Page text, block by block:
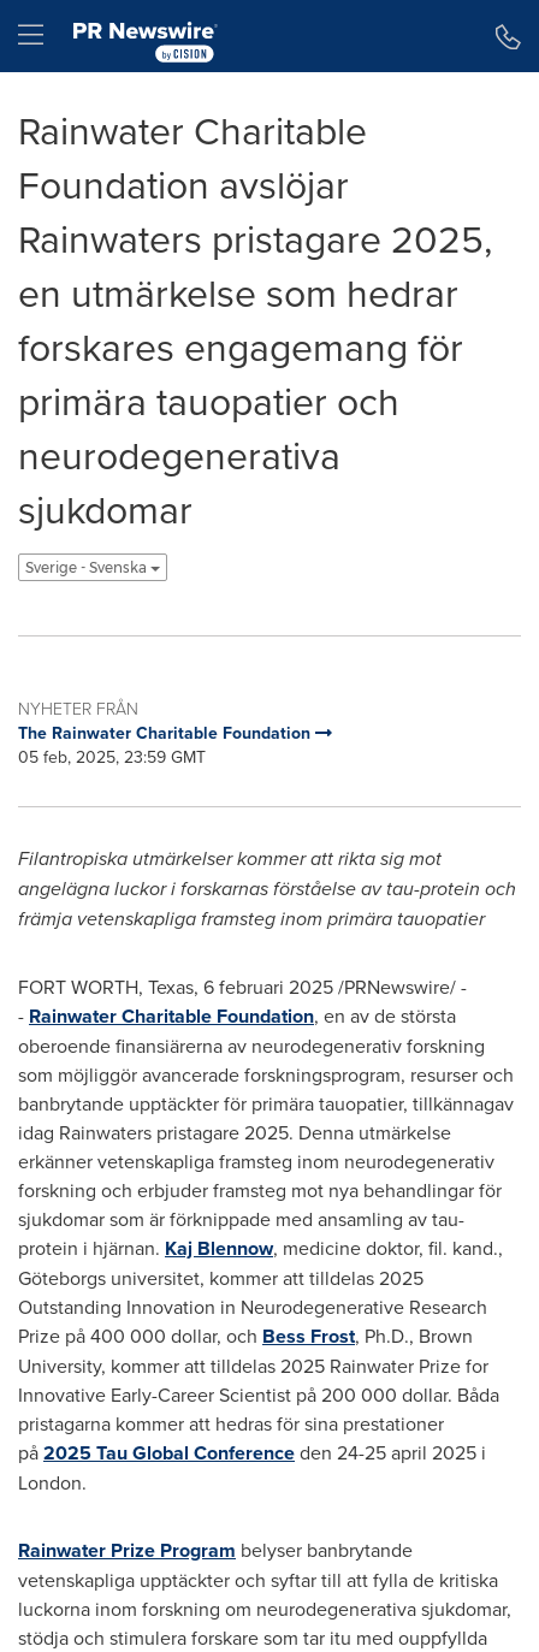
Hamburger menu
Rainwater Charitable
Foundation avslöjar
Rainwaters pristagare 2025,
en utmärkelse som hedrar
forskares engagemang för
primära tauopatier och
neurodegenerativa
sjukdomar
Sverige - Svenska
NYHETER FRÅN
The Rainwater Charitable Foundation
05 feb, 2025, 23:59 GMT
Filantropiska utmärkelser kommer att rikta sig mot
angelägna luckor i forskarnas förståelse av tau-protein och
främja vetenskapliga framsteg inom primära tauopatier
FORT WORTH, Texas, 6 februari 2025/PRNewswire/ -
- Rainwater Charitable Foundation, en av de största
oberoende finansiärerna av neurodegenerativ forskning
som möjliggör avancerade forskningsprogram, resurser och
banbrytande upptäckter för primära tauopatier, tillkännagav
idag Rainwaters pristagare 2025. Denna utmärkelse
erkänner vetenskapliga framsteg inom neurodegenerativ
forskning och erbjuder framsteg mot nya behandlingar för
sjukdomar som är förknippade med ansamling av tau-
protein i hjärnan. Kaj Blennow, medicine doktor, fil. kand.,
Göteborgs universitet, kommer att tilldelas 2025
Outstanding Innovation in Neurodegenerative Research
Prize på 400 000 dollar, och Bess Frost, Ph.D., Brown
University, kommer att tilldelas 2025 Rainwater Prize for
Innovative Early-Career Scientist på 200 000 dollar. Båda
pristagarna kommer att hedras för sina prestationer
på2025 Tau Global Conferenceden 24-25 april 2025 i
London.
Rainwater Prize Program belyser banbrytande
vetenskapliga upptäckter och syftar till att fylla de kritiska
luckorna inom forskning om neurodegenerativa sjukdomar,
stödja och stimulera forskare som tar itu med ouppfyllda